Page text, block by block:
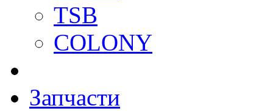
TSB
COLONY
Запчасти